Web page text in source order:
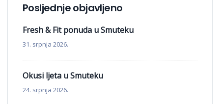
Posljednje objavljeno
Fresh & Fit ponuda u Smuteku
31. srpnja 2026.
Okusi ljeta u Smuteku
24. srpnja 2026.